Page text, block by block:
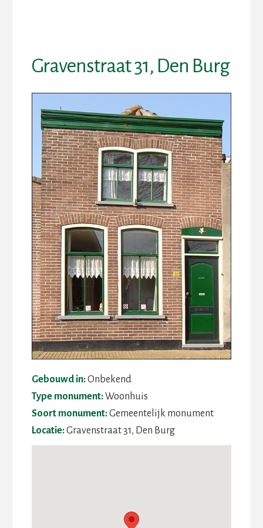
Gravenstraat 31, Den Burg
Gebouwd in:Onbekend
Type monument:Woonhuis
Soort monument:Gemeentelijk monument
Locatie:Gravenstraat 31, Den Burg